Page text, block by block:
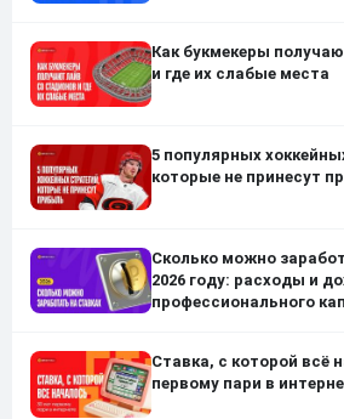
Как букмекеры
и где их слабые места
5 популярных
которые не принесут
Сколько можно
2026 году: расходы и
профессионального
Ставка, с которой всё
первому пари в